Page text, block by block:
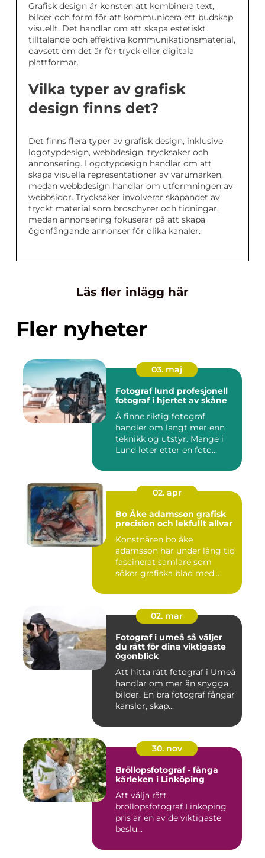
Grafisk design är konsten att kombinera text,
bilder och form för att kommunicera ett budskap
visuellt. Det handlar om att skapa estetiskt
tilltalande och effektiva kommunikationsmaterial,
oavsett om det är för tryck eller digitala
plattformar.
Vilka typer av grafisk
design finns det?
Det finns flera typer av grafisk design, inklusive
logotypdesign, webbdesign, trycksaker och
annonsering. Logotypdesign handlar om att
skapa visuella representationer av varumärken,
medan webbdesign handlar om utformningen av
webbsidor. Trycksaker involverar skapandet av
tryckt material som broschyrer och tidningar,
medan annonsering fokuserar på att skapa
ögonfångande annonser för olika kanaler.
Läs fler inlägg här
Fler nyheter
03. maj
Fotograf lund profesjonell
fotograf i hjertet av skåne
Å finne riktig fotograf
handler om langt mer enn
teknikk og utstyr. Mange i
Lund leter etter en foto...
02. apr
Bo Åke adamsson grafisk
precision och lekfullt allvar
Konstnären bo åke
adamsson har under lång tid
fascinerat samlare som
söker grafiska blad med
02. mar
Fotograf i umeå så väljer
du rätt för dina viktigaste
ögonblick
Att hitta rätt fotograf i Umeå
handlar om mer än snygga
bilder. En bra fotograf fångar
känslor, skap...
30. nov
Bröllopsfotograf - fånga
kärleken i Linköping
Att välja rätt
bröllopsfotograf Linköping
pris är en av de viktigaste
beslu...